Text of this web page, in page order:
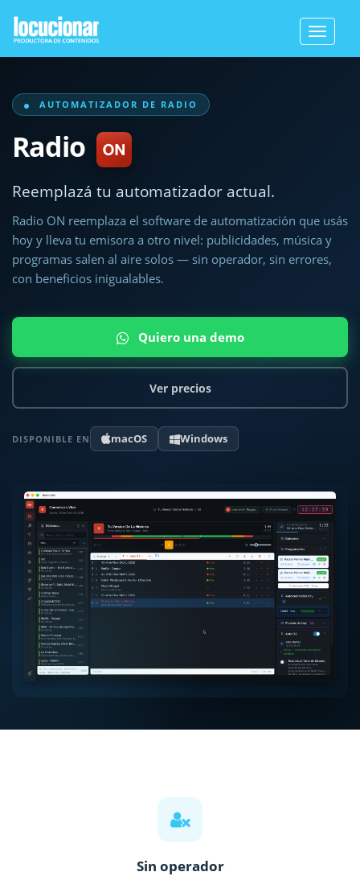
Toggle
AUTOMATIZADOR DE RADIO
Radio
Reemplazá tu automatizador actual.
Radio ON reemplaza el software de automatización que usás
hoy y lleva tu emisora a otro nivel: publicidades, música y
programas salen al aire solos — sin operador, sin errores,
con beneficios inigualables.
Quiero una demo
Ver precios
DISPONIBLE EN macOS Windows
Sin operador